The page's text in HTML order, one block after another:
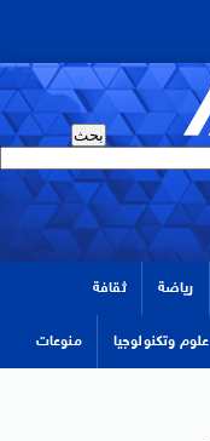
رياضة ثقافة
علوم وتكنولوجيا منوعات